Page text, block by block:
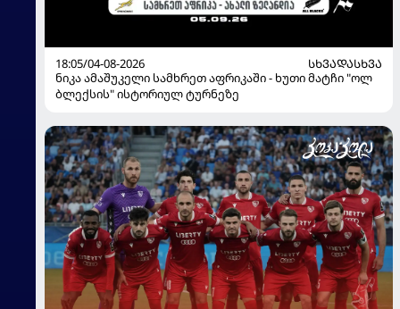
18:05/04-08-2026
ᲡᲮᲕᲐᲓᲐᲡᲮᲕᲐ
ნიკა ამაშუკელი სამხრეთ აფრიკაში - ხუთი მატჩი "ოლ
ბლექსის" ისტორიულ ტურნეზე